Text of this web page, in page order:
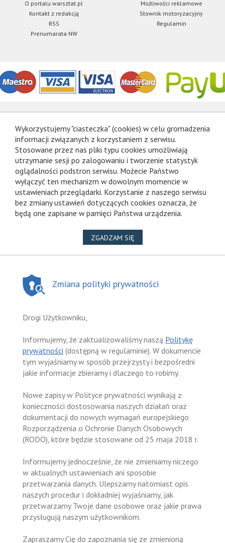
O portalu warsztat.pl
Możliwości reklamowe
Kontakt z redakcją
Słownik motoryzacyjny
RSS
Regulamin
Prenumarata NW
Wykorzystujemy "ciasteczka" (cookies) w celu gromadzenia
informacji związanych z korzystaniem z serwisu.
Stosowane przez nas pliki typu cookies umożliwiają
utrzymanie sesji po zalogowaniu i tworzenie statystyk
oglądalności podstron serwisu. Możecie Państwo
wyłączyć ten mechanizm w dowolnym momencie w
ustawieniach przeglądarki. Korzystanie z naszego serwisu
bez zmiany ustawień dotyczących cookies oznacza, że
będą one zapisane w pamięci Państwa urządzenia.
ZGADZAM SIĘNA WYKORZYSTANIE PLIKÓW
Zmiana polityki prywatności
Drogi Użytkowniku,
Informujemy, że zaktualizowaliśmy naszą Politykę
prywatności (dostępną w regulaminie). W dokumencie
tym wyjaśniamy w sposób przejrzysty i bezpośredni
jakie informacje zbieramy i dlaczego to robimy.
Nowe zapisy w Polityce prywatności wynikają z
konieczności dostosowania naszych działań oraz
dokumentacji do nowych wymagań europejskiego
Rozporządzenia o Ochronie Danych Osobowych
(RODO), które będzie stosowane od 25 maja 2018 r.
Informujemy jednocześnie, że nie zmieniamy niczego
w aktualnych ustawieniach ani sposobie
przetwarzania danych. Ulepszamy natomiast opis
naszych procedur i dokładniej wyjaśniamy, jak
przetwarzamy Twoje dane osobowe oraz jakie prawa
przysługują naszym użytkownikom.
Zapraszamy Cię do zapoznania się ze zmienioną